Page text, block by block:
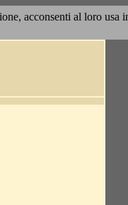
acconsenti al loro